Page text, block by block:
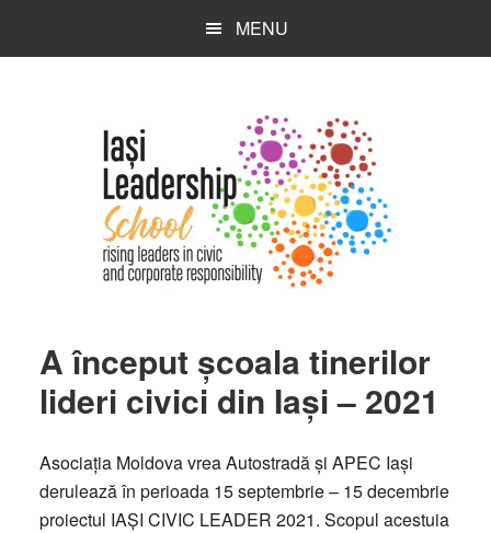
MENU
A început școala tinerilor
lideri civici din Iași – 2021
Asociația Moldova vrea Autostradă și APEC Iași
derulează în perioada 15 septembrie – 15 decembrie
proiectul IAȘI CIVIC LEADER 2021. Scopul acestuia